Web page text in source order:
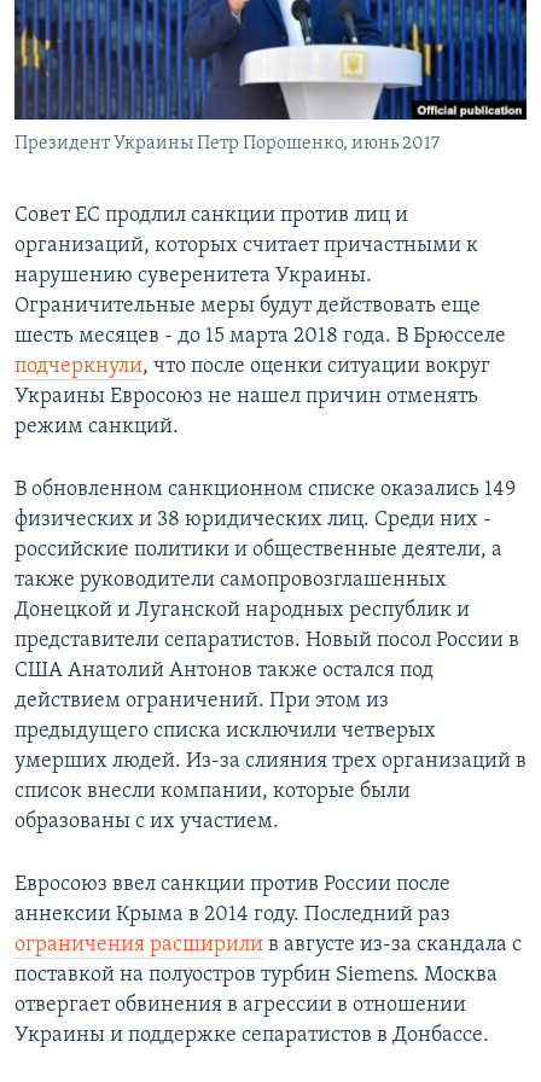
СПОРТ
МИР
БЛОГИ
ГОЛОСА
ЧИТАЕМ ПРЕССУ
АРХИВ РАДИОПРОГРАММЫ
Все сайты РСЕ/РС
Президент Украины Петр Порошенко, июнь 2017
Совет ЕС продлил санкции против лиц и
организаций, которых считает причастными к
нарушению суверенитета Украины.
Ограничительные меры будут действовать еще
шесть месяцев - до 15 марта 2018 года. В Брюсселе
подчеркнули, что после оценки ситуации вокруг
Украины Евросоюз не нашел причин отменять
режим санкций.
В обновленном санкционном списке оказались 149
физических и 38 юридических лиц. Среди них -
российские политики и общественные деятели, а
также руководители самопровозглашенных
Донецкой и Луганской народных республик и
представители сепаратистов. Новый посол России в
США Анатолий Антонов также остался под
действием ограничений. При этом из
предыдущего списка исключили четверых
умерших людей. Из-за слияния трех организаций в
список внесли компании, которые были
образованы с их участием.
Евросоюз ввел санкции против России после
аннексии Крыма в 2014 году. Последний раз
ограничения расширили в августе из-за скандала с
поставкой на полуостров турбин Siemens. Москва
отвергает обвинения в агрессии в отношении
Украины и поддержке сепаратистов в Донбассе.